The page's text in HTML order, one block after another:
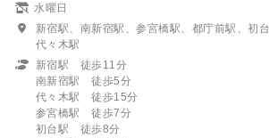
水曜日
新宿駅、南新宿駅、参宮橋駅、都庁前駅、初台
代々木駅
新宿駅 徒歩11分
南新宿駅 徒歩5分
代々木駅 徒歩15分
参宮橋駅 徒歩7分
初台駅 徒歩8分